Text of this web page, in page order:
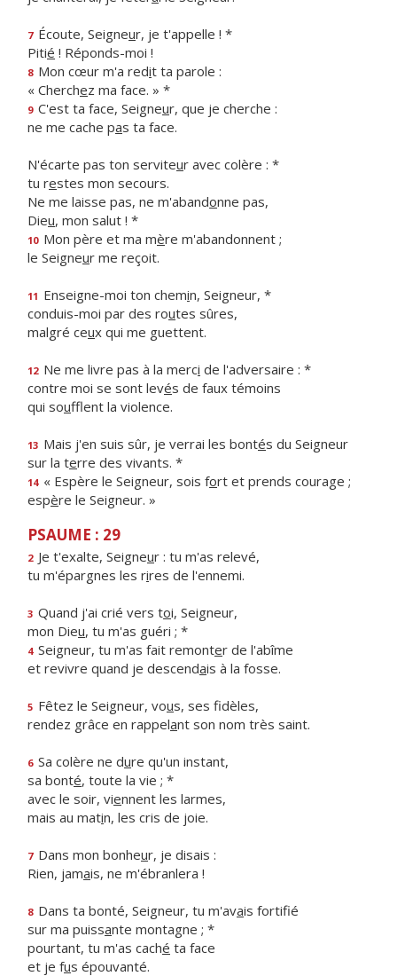
7 Écoute, Seigneur, je t'appelle ! *
Pitié ! Réponds-moi !
8 Mon cœur m'a redit ta parole :
« Cherchez ma face. » *
9 C'est ta face, Seigneur, que je cherche :
ne me cache pas ta face.
N'écarte pas ton serviteur avec colère : *
tu restes mon secours.
Ne me laisse pas, ne m'abandonne pas,
Dieu, mon salut ! *
10 Mon père et ma mère m'abandonnent ;
le Seigneur me reçoit.
11 Enseigne-moi ton chemin, Seigneur, *
conduis-moi par des routes sûres,
malgré ceux qui me guettent.
12 Ne me livre pas à la merci de l'adversaire : *
contre moi se sont levés de faux témoins
qui soufflent la violence.
13 Mais j'en suis sûr, je verrai les bontés du Seigneur
sur la terre des vivants. *
14 « Espère le Seigneur, sois fort et prends courage ;
espère le Seigneur. »
PSAUME : 29
2 Je t'exalte, Seigneur : tu m'as relevé,
tu m'épargnes les rires de l'ennemi.
3 Quand j'ai crié vers toi, Seigneur,
mon Dieu, tu m'as guéri ; *
4 Seigneur, tu m'as fait remonter de l'abîme
et revivre quand je descendais à la fosse.
5 Fêtez le Seigneur, vous, ses fidèles,
rendez grâce en rappelant son nom très saint.
6 Sa colère ne dure qu'un instant,
sa bonté, toute la vie ; *
avec le soir, viennent les larmes,
mais au matin, les cris de joie.
7 Dans mon bonheur, je disais :
Rien, jamais, ne m'ébranlera !
8 Dans ta bonté, Seigneur, tu m'avais fortifié
sur ma puissante montagne ; *
pourtant, tu m'as caché ta face
et je fus épouvanté.